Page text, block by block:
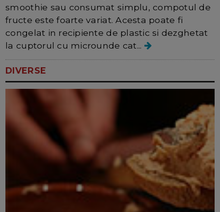
smoothie sau consumat simplu, compotul de
fructe este foarte variat. Acesta poate fi
congelat in recipiente de plastic si dezghetat
la cuptorul cu microunde cat...
DIVERSE